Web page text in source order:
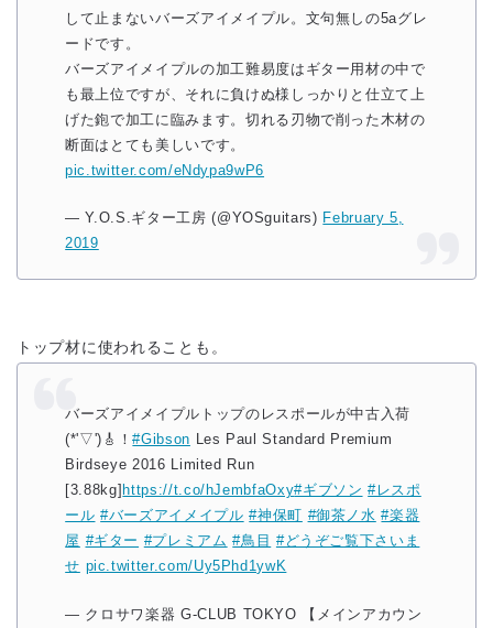
して止まないバーズアイメイプル。文句無しの5aグレ
ードです。
バーズアイメイプルの加工難易度はギター用材の中で
も最上位ですが、それに負けぬ様しっかりと仕立て上
げた鉋で加工に臨みます。切れる刃物で削った木材の
断面はとても美しいです。
pic.twitter.com/eNdypa9wP6
— Y.O.S.ギター工房 (@YOSguitars) February 5,
2019
トップ材に使われることも。
バーズアイメイプルトップのレスポールが中古入荷
(*'▽')🎸！#Gibson Les Paul Standard Premium
Birdseye 2016 Limited Run
[3.88kg] https://t.co/hJembfaOxy#ギブソン #レスポ
ール #バーズアイメイプル #神保町 #御茶ノ水 #楽器
屋 #ギター #プレミアム #鳥目 #どうぞご覧下さいま
せ pic.twitter.com/Uy5Phd1ywK
— クロサワ楽器 G-CLUB TOKYO 【メインアカウン